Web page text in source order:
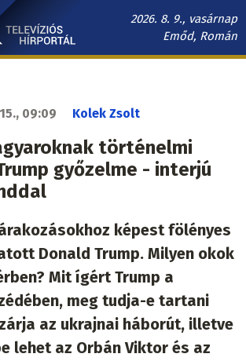
2026. 8. 9., vasárnap
Emőd, Román
09:09 Kolek Zsolt
történelmi
győzelme - interjú
képest fölényes
Donald Trump. Milyen okok
Mit ígért Trump a
meg tudja-e tartani
az ukrajnai háborút, illetve
lehet az Orbán Viktor és az